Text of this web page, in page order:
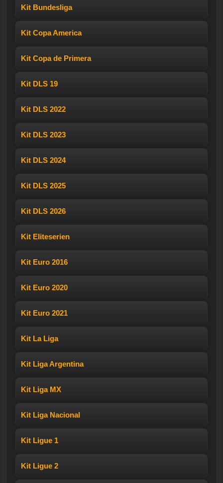
Kit Bundesliga
Kit Copa America
Kit Copa de Primera
Kit DLS 19
Kit DLS 2022
Kit DLS 2023
Kit DLS 2024
Kit DLS 2025
Kit DLS 2026
Kit Eliteserien
Kit Euro 2016
Kit Euro 2020
Kit Euro 2021
Kit La Liga
Kit Liga Argentina
Kit Liga MX
Kit Liga Nacional
Kit Ligue 1
Kit Ligue 2